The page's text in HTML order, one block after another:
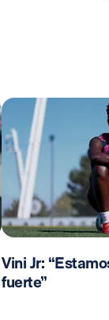
Vini Jr:
fuerte”